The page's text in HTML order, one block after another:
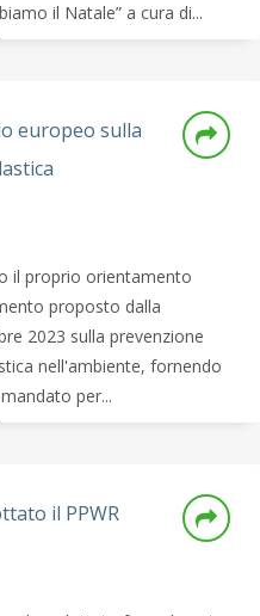
il Natale” a cura di...
europeo sulla
il proprio orientamento
proposto dalla
2023 sulla prevenzione
nell'ambiente, fornendo
per...
il PPWR